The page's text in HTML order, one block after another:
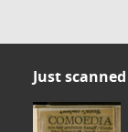
Just scanned